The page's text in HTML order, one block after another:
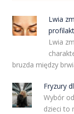
Lwia
Lwia
bruzda między
Fryzury
Wybór
dzieci to